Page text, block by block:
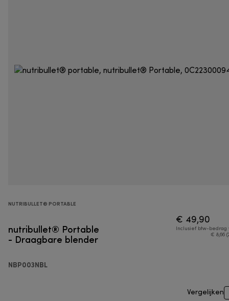
NUTRIBULLET® PORTABLE
nutribullet® Portable
- Draagbare blender
NBP003NBL
€ 49,90
Inclusief btw-bedrag
€ 8,66
Vergelijken